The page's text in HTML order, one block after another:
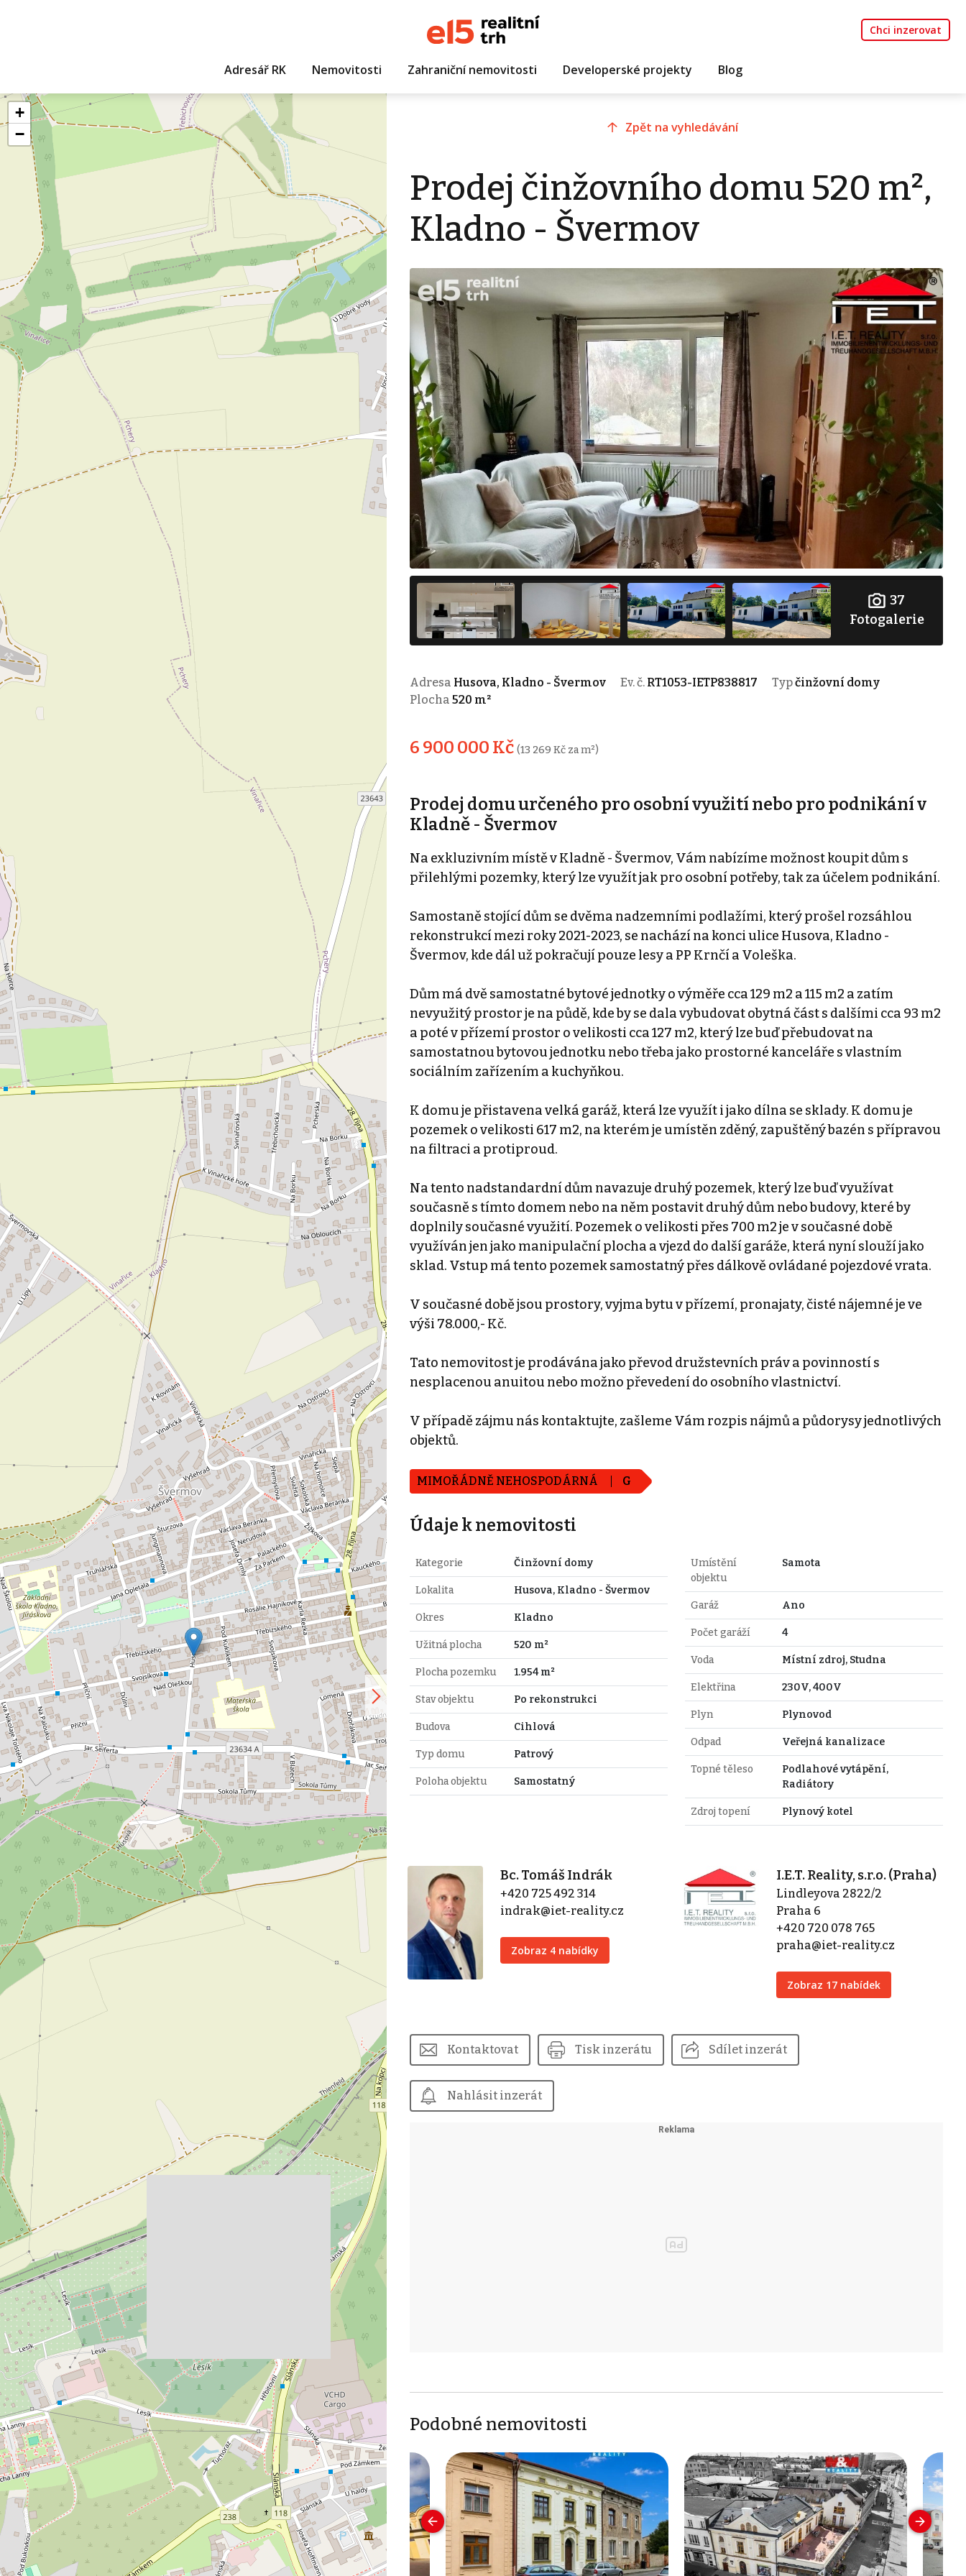
Chci inzerovat
Adresář RK Nemovitosti Zahraniční nemovitosti Developerské projekty Blog
+
−
Zpět na vyhledávání
Prodej činžovního domu 520 m²,
Kladno - Švermov
37
Fotogalerie
Adresa Husova, Kladno - Švermov Ev. č. RT1053-IETP838817 Typčinžovní domy
Plocha 520 m²
6 900 000 Kč (13 269 Kč za m²)
Prodej domu určeného pro osobní využití nebo pro podnikání v
Kladně - Švermov
Na exkluzivním místě v Kladně - Švermov, Vám nabízíme možnost koupit dům s
přilehlými pozemky, který lze využít jak pro osobní potřeby, tak za účelem podnikání.
Samostaně stojící dům se dvěma nadzemními podlažími, který prošel rozsáhlou
rekonstrukcí mezi roky 2021-2023, se nachází na konci ulice Husova, Kladno -
Švermov, kde dál už pokračují pouze lesy a PP Krnčí a Voleška.
Dům má dvě samostatné bytové jednotky o výměře cca 129 m2 a 115 m2 a zatím
nevyužitý prostor je na půdě, kde by se dala vybudovat obytná část s dalšími cca 93 m2
a poté v přízemí prostor o velikosti cca 127 m2, který lze buď přebudovat na
samostatnou bytovou jednotku nebo třeba jako prostorné kanceláře s vlastním
sociálním zařízením a kuchyňkou.
K domu je přistavena velká garáž, která lze využít i jako dílna se sklady. K domu je
pozemek o velikosti 617 m2, na kterém je umístěn zděný, zapuštěný bazén s přípravou
na filtraci a protiproud.
Na tento nadstandardní dům navazuje druhý pozemek, který lze buď využívat
současně s tímto domem nebo na něm postavit druhý dům nebo budovy, které by
doplnily současné využití. Pozemek o velikosti přes 700 m2 je v současné době
využíván jen jako manipulační plocha a vjezd do další garáže, která nyní slouží jako
sklad. Vstup má tento pozemek samostatný přes dálkově ovládané pojezdové vrata.
V současné době jsou prostory, vyjma bytu v přízemí, pronajaty, čisté nájemné je ve
výši 78.000,- Kč.
Tato nemovitost je prodávána jako převod družstevních práv a povinností s
nesplacenou anuitou nebo možno převedení do osobního vlastnictví.
V případě zájmu nás kontaktujte, zašleme Vám rozpis nájmů a půdorysy jednotlivých
objektů.
MIMOŘÁDNĚ NEHOSPODÁRNÁ G
Údaje k nemovitosti
Kategorie Činžovní domy
Lokalita Husova, Kladno - Švermov
Okres Kladno
Užitná plocha 520 m²
Plocha pozemku 1.954 m²
Stav objektu Po rekonstrukci
Budova Cihlová
Typ domu Patrový
Poloha objektu Samostatný
Umístění
objektu
Samota
Garáž Ano
Počet garáží 4
Voda Místní zdroj, Studna
Elektřina 230V, 400V
Plyn Plynovod
Odpad Veřejná kanalizace
Topné těleso
Podlahové vytápění,
Radiátory
Zdroj topení Plynový kotel
Bc. Tomáš Indrák
+420 725 492 314
indrak@iet-reality.cz
Zobraz 4 nabídky
I.E.T. Reality, s.r.o. (Praha)
Lindleyova 2822/2
Praha 6
+420 720 078 765
praha@iet-reality.cz
Zobraz 17 nabídek
Kontaktovat Tisk inzerátu Sdílet inzerát
Nahlásit inzerát
Podobné nemovitosti